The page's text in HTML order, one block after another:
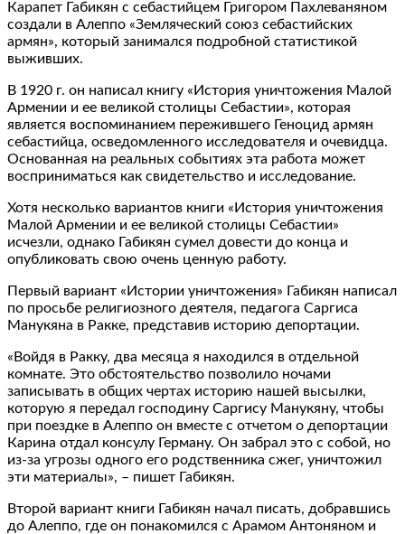
Карапет Габикян с себастийцем Григором Пахлеваняном
создали в Алеппо «Земляческий союз себастийских
армян», который занимался подробной статистикой
выживших.
В 1920 г. он написал книгу «История уничтожения Малой
Армении и ее великой столицы Себастии», которая
является воспоминанием пережившего Геноцид армян
себастийца, осведомленного исследователя и очевидца.
Основанная на реальных событиях эта работа может
восприниматься как свидетельство и исследование.
Хотя несколько вариантов книги «История уничтожения
Малой Армении и ее великой столицы Себастии»
исчезли, однако Габикян сумел довести до конца и
опубликовать свою очень ценную работу.
Первый вариант «Истории уничтожения» Габикян написал
по просьбе религиозного деятеля, педагога Саргиса
Манукяна в Ракке, представив историю депортации.
«Войдя в Ракку, два месяца я находился в отдельной
комнате. Это обстоятельство позволило ночами
записывать в общих чертах историю нашей высылки,
которую я передал господину Саргису Манукяну, чтобы
при поездке в Алеппо он вместе с отчетом о депортации
Карина отдал консулу Герману. Он забрал это с собой, но
из-за угрозы одного его родственника сжег, уничтожил
эти материалы», – пишет Габикян.
Второй вариант книги Габикян начал писать, добравшись
до Алеппо, где он понакомился с Арамом Антоняном и